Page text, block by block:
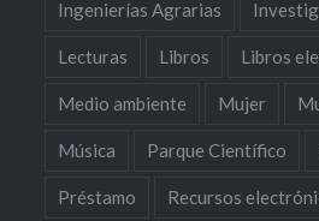
Ingenierías Agrarias
Lecturas Libros Libros
Medio ambiente Mujer
Música Parque Científico
Préstamo Recursos